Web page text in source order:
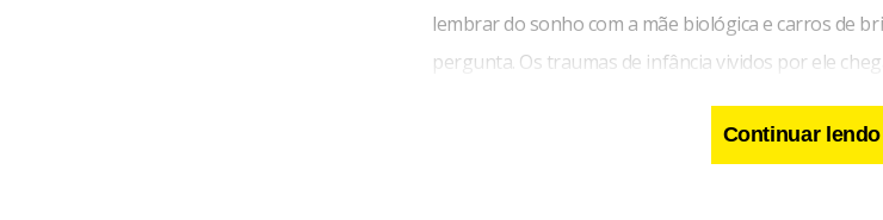
lembrar do sonho com a mãe biológica e carros de
pergunta. Os traumas de infância vividos por ele
livro, mas agora voltam com mais força e um pouco
Continuar lendo